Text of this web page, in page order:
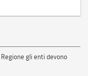
gli enti devono